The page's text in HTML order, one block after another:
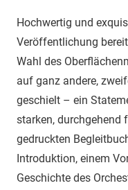
Hochwertig und
Veröffentlichung
Wahl des
auf ganz andere,
geschielt – ein
starken, durchgehend
gedruckten
Introduktion, einem
Geschichte des